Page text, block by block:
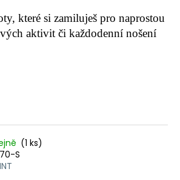
které si zamiluješ pro naprostou
aktivit či každodenní nošení
(1 ks)
S
HLEDAT